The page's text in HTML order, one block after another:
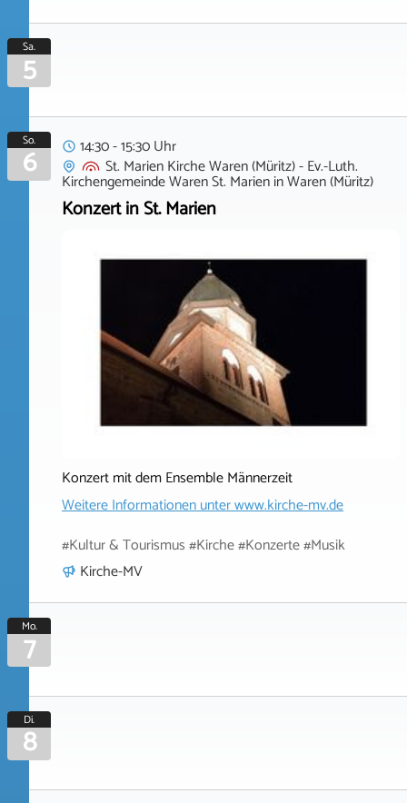
Sa.
5
So.
6
14:30 - 15:30 Uhr
St. Marien Kirche Waren (Müritz) - Ev.-Luth.
Kirchengemeinde Waren St. MarieninWaren (Müritz)
Konzert in St. Marien
Konzert mit dem Ensemble Männerzeit
Weitere Informationen unterwww.kirche-mv.de
#Kultur & Tourismus #Kirche #Konzerte #Musik
Kirche-MV
Mo.
7
Di.
8